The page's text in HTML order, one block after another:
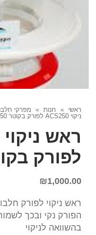
ראשי » חנות » מפרקי
ניקוי ACS250 לפורק בקוטר 250 מ"מ
לפורק בקוטר
₪1,000.00
ראש ניקוי לפורק
הפורק נקי ובכך
בהשוואה לניקוי